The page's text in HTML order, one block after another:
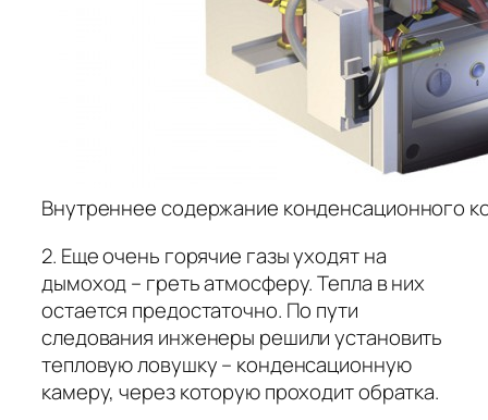
Внутреннее содержание конденсационного
2. Еще очень горячие газы уходят на
дымоход – греть атмосферу. Тепла в них
остается предостаточно. По пути
следования инженеры решили установить
тепловую ловушку – конденсационную
камеру, через которую проходит обратка.